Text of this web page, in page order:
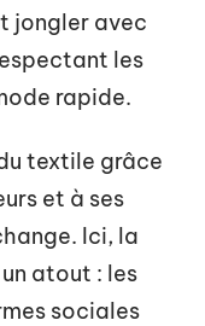
jongler avec
les
rapide.
textile grâce
et à ses
Ici, la
atout : les
sociales